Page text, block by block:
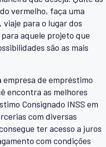
vermelho, faça uma
para o lugar dos
aquele projeto que
são as mais
de empréstimo
encontra as melhores
Consignado INSS em
com diversas
ter acesso a juros
com condições